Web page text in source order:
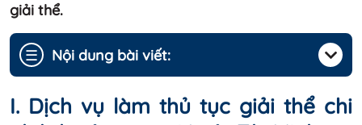
giải thể.
☰ Nội dung bài viết:
I. Dịch vụ làm thủ tục giải thể chi